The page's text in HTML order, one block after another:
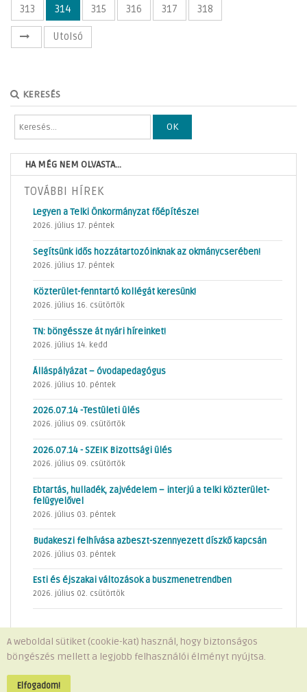
313 314 315 316 317 318
Utolsó
KERESÉS
OK
HA MÉG NEM OLVASTA...
TOVÁBBI HÍREK
Legyen a Telki Önkormányzat főépítésze!
2026. július 17. péntek
Segítsünk idős hozzátartozóinknak az okmánycserében!
2026. július 17. péntek
Közterület-fenntartó kollégát keresünk!
2026. július 16. csütörtök
TN: böngéssze át nyári híreinket!
2026. július 14. kedd
Álláspályázat – óvodapedagógus
2026. július 10. péntek
2026.07.14 -Testületi ülés
2026. július 09. csütörtök
2026.07.14 - SZEIK Bizottsági ülés
2026. július 09. csütörtök
Ebtartás, hulladék, zajvédelem – interjú a telki közterület-
felügyelővel
2026. július 03. péntek
Budakeszi felhívása azbeszt-szennyezett díszkő kapcsán
2026. július 03. péntek
Esti és éjszakai változások a buszmenetrendben
2026. július 02. csütörtök
Minden jog fenntartva © 2026 Telki Község Önkormányzata
A weboldal sütiket (cookie-kat) használ, hogy biztonságos
böngészés mellett a legjobb felhasználói élményt nyújtsa.
Elfogadom!